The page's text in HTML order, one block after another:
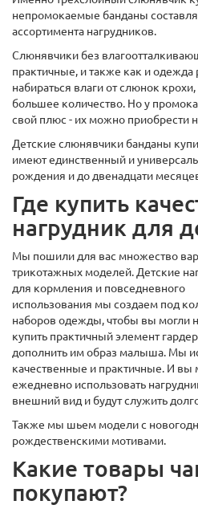
непромокаемые банданы
ассортимента нагрудников.
Слюнявчики без
практичные, и также как и одежда
набираться влаги от слюнок
большее количество. Но у
свой плюс - их можно приобрести
Детские слюнявчики банданы
имеют единственный и
рождения и до двенадцати
Где купить
нагрудник для
Мы пошили для вас множество
трикотажных моделей. Детские
для кормления и повседневного
использования мы создаем под
наборов одежды, чтобы вы могли
купить практичный элемент
дополнить им образ малыша. Мы
качественные и практичные. И вы
ежедневно использовать
внешний вид и будут служить
Также мы шьем модели с
рождественскими мотивами.
Какие товары
покупают?